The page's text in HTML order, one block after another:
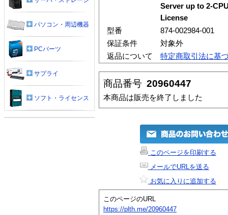
Server up to 2-
License
型番
874-002984-001
保証条件
対象外
返品について
特定商取引法に基
商品番号 20960447
本商品は販売を終了しました
このページを印刷する
メールでURLを送る
お気に入りに追加する
このページのURL
https://plth.me/20960447
パソコン・周辺機器
PCパーツ
サプライ
ソフト・ライセンス